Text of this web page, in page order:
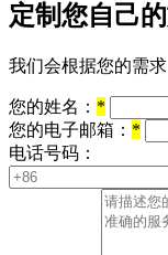
定制您自己
我们会根据您的需
您的姓名： *
您的电子邮箱： *
电话号码：